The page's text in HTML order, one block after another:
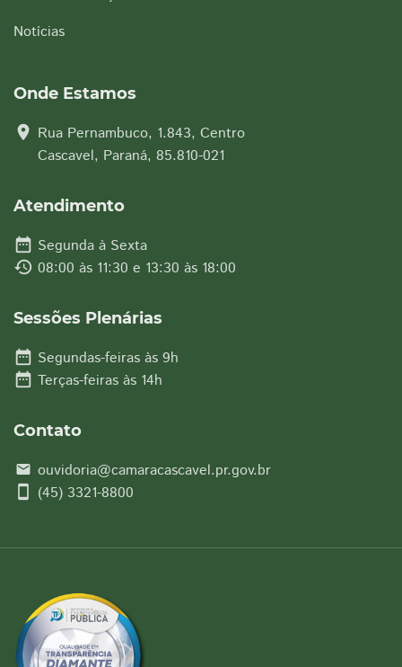
Notícias
Onde Estamos
location_on Rua Pernambuco, 1.843, Centro
Cascavel, Paraná, 85.810-021
Atendimento
date_range Segunda à Sexta
history 08:00 às 11:30 e 13:30 às 18:00
Sessões Plenárias
date_range Segundas-feiras às 9h
date_range Terças-feiras às 14h
Contato
email ouvidoria@camaracascavel.pr.gov.br
smartphone (45) 3321-8800